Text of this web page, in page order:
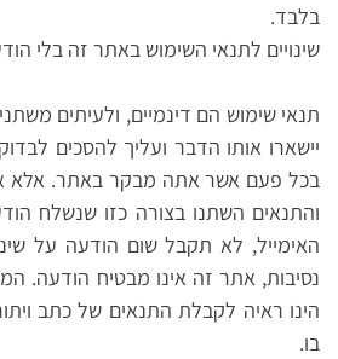
בלבד.
שינויים לתנאי השימוש באתר זה בלי
תנאי שימוש הם דינמיים, ולעיתים
יישארו אותו הדבר ועליך להסכים
בכל פעם אשר אתה מבקר באתר. אלא
והתנאים השתנו בצורה כזו שנשלח
האימייל, לא תקבל שום הודעה על
נסיבות, אתר זה אינו מבטיח הודעה.
הינו ראיה לקבלת התנאים של כתב
בו.